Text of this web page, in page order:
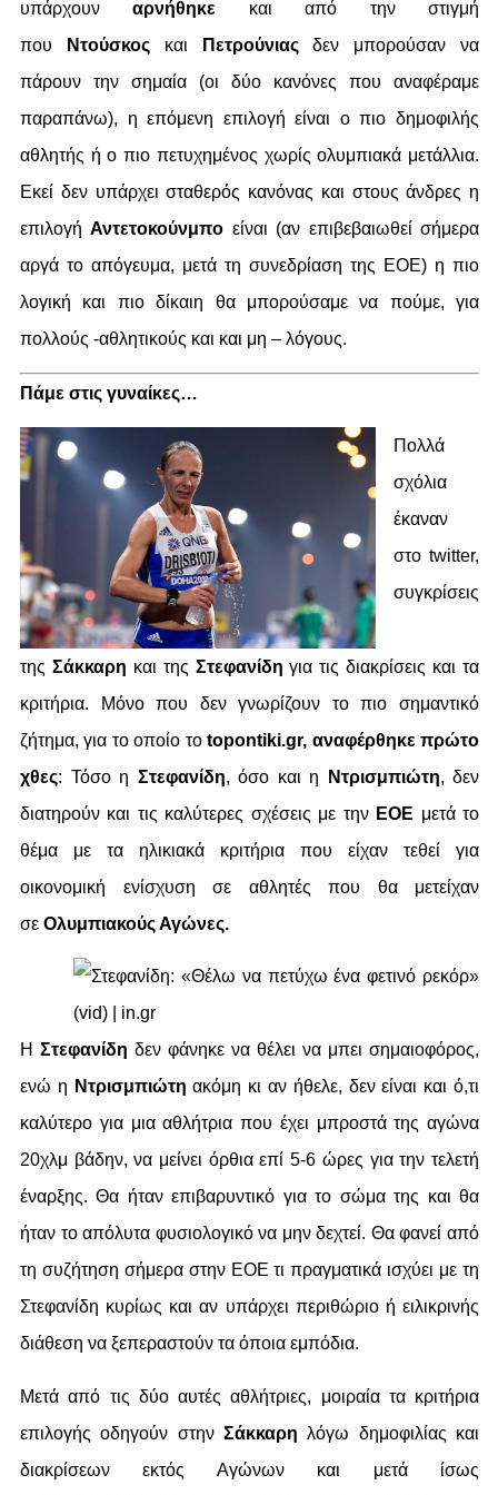
υπάρχουναρνήθηκε και από την στιγμή
που
Ντούσκος και Πετρούνιαςδεν μπορούσαν να
πάρουν την σημαία (οι δύο κανόνες που αναφέραμε
παραπάνω), η επόμενη επιλογή είναι ο πιο δημοφιλής
αθλητής ή ο πιο πετυχημένος χωρίς ολυμπιακά μετάλλια.
Εκεί δεν υπάρχει σταθερός κανόνας και στους άνδρες η
επιλογήΑντετοκούνμπο είναι (αν επιβεβαιωθεί σήμερα
αργά το απόγευμα, μετά τη συνεδρίαση της ΕΟΕ) η πιο
λογική και πιο δίκαιη θα μπορούσαμε να πούμε, για
πολλούς -αθλητικούς και και μη – λόγους.
Πάμε στις γυναίκες…
Πολλά
σχόλια
έκαναν
στο twitter,
συγκρίσεις
της Σάκκαρη και της Στεφανίδηγια τις διακρίσεις και τα
κριτήρια. Μόνο που δεν γνωρίζουν το πιο σημαντικό
ζήτημα, για το οποίο τοtopontiki.gr, αναφέρθηκε πρώτο
χθες: Τόσο η Στεφανίδη, όσο και η Ντρισμπιώτη, δεν
διατηρούν και τις καλύτερες σχέσεις με την ΕΟΕ μετά το
θέμα με τα ηλικιακά κριτήρια που είχαν τεθεί για
οικονομική ενίσχυση σε αθλητές που θα μετείχαν
σε Ολυμπιακούς Αγώνες.
Η Στεφανίδη δεν φάνηκε να θέλει να μπει σημαιοφόρος,
ενώ η Ντρισμπιώτηακόμη κι αν ήθελε, δεν είναι και ό,τι
καλύτερο για μια αθλήτρια που έχει μπροστά της αγώνα
20χλμ βάδην, να μείνει όρθια επί 5-6 ώρες για την τελετή
έναρξης. Θα ήταν επιβαρυντικό για το σώμα της και θα
ήταν το απόλυτα φυσιολογικό να μην δεχτεί. Θα φανεί από
τη συζήτηση σήμερα στην ΕΟΕ τι πραγματικά ισχύει με τη
Στεφανίδη κυρίως και αν υπάρχει περιθώριο ή ειλικρινής
διάθεση να ξεπεραστούν τα όποια εμπόδια.
Μετά από τις δύο αυτές αθλήτριες, μοιραία τα κριτήρια
επιλογής οδηγούν στην Σάκκαρηλόγω δημοφιλίας και
διακρίσεων εκτός Αγώνων και μετά ίσως